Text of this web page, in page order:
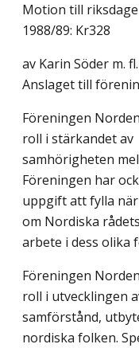
Motion till
1988/89: Kr328
av Karin Söder m.
Anslaget till
Föreningen
roll i stärkandet av
samhörigheten
Föreningen har
uppgift att fylla
om Nordiska rådets
arbete i dess olika
Föreningen
roll i utvecklingen
samförstånd,
nordiska folken.